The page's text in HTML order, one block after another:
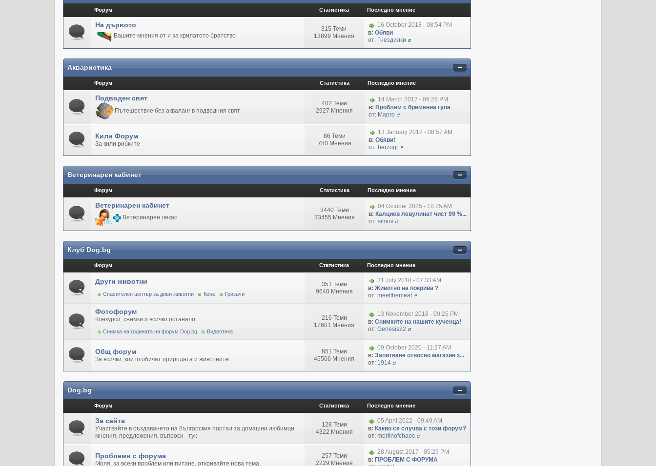
Форум Статистика Последно мнение
На дървото
Вашите мнения от и за крилатото братство
315 Теми
13899 Мнения
16 October 2018 - 08:54 PM
в: Обяви
от: Гнездилки
Акваристика
Форум Статистика Последно мнение
Подводен свят
Пътешествие без акваланг в подводния свят
402 Теми
2927 Мнения
14 March 2017 - 09:28 PM
в: Проблем с бременна гупа
от: Марго
Кили Форум
За кили рибките
86 Теми
780 Мнения
13 January 2012 - 08:57 AM
в: Обяви!
от: herzogi
Ветеринарен кабинет
Форум Статистика Последно мнение
Ветеринарен кабинет
Ветеринарен лекар
3440 Теми
33455 Мнения
04 October 2025 - 10:25 AM
в: Калциев левулинат чист 99 %...
от: simov
Клуб Dog.bg
Форум Статистика Последно мнение
Други животни
Спасителен център за диви животни Коне Гризачи
351 Теми
9640 Мнения
31 July 2018 - 07:33 AM
в: Животно на покрива ?
от: meetthemeat
Фотофорум
Конкурси, снимки и всичко останало.
Снимка на годината на форум Dog.bg Видеотека
216 Теми
17601 Мнения
13 November 2018 - 09:25 PM
в: Снимките на нашите кученца!
от: Genesis22
Общ форум
За всички, които обичат природата и животните.
851 Теми
46506 Мнения
09 October 2020 - 11:27 AM
в: Запитване относно магазин з...
от: 1914
Dog.bg
Форум Статистика Последно мнение
За сайта
Участвайте в създаването на българския портал за домашни любимци
мнения, предложения, въпроси - тук
128 Теми
4322 Мнения
05 April 2022 - 09:49 AM
в: Какво се случва с този форум?
от: merlinofchaos
Проблеми с форума
Моля, за всеки проблем или питане, откривайте нова тема.
257 Теми
2229 Мнения
28 August 2017 - 05:29 PM
в: ПРОБЛЕМ С ФОРУМА